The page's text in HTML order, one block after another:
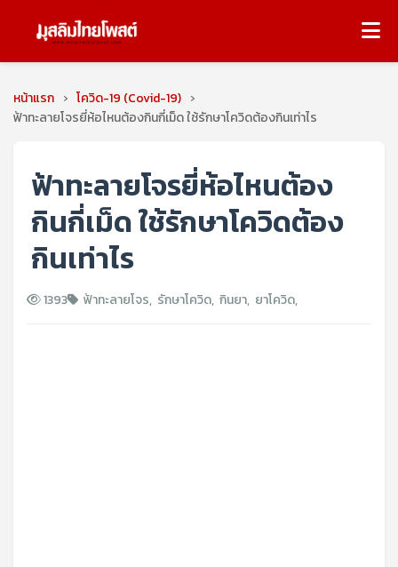
หน้าแรก › โควิด-19 (Covid-19) ›
ฟ้าทะลายโจรยี่ห้อไหนต้องกินกี่เม็ด ใช้รักษาโควิดต้องกินเท่าไร
ฟ้าทะลายโจรยี่ห้อไหนต้อง
กินกี่เม็ด ใช้รักษาโควิดต้อง
กินเท่าไร
1393 ฟ้าทะลายโจร, รักษาโควิด, กินยา, ยาโควิด,